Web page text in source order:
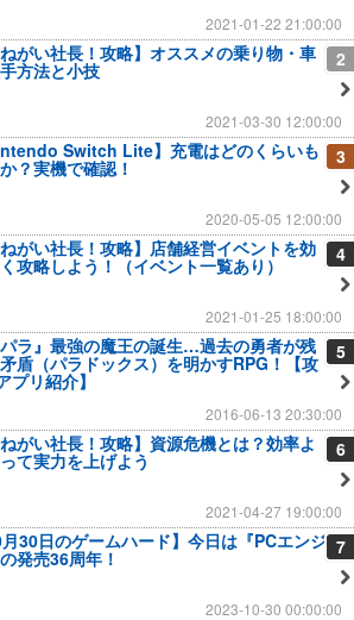
2021-01-22 21:00:00
2
ねがい社長！攻略】オススメの乗り物・車
方法と小技
2021-03-30 12:00:00
3
Switch Lite】充電はどのくらいも
？実機で確認！
2020-05-05 12:00:00
4
ねがい社長！攻略】店舗経営イベントを効
攻略しよう！（イベント一覧あり）
2021-01-25 18:00:00
5
パラ』最強の魔王の誕生…過去の勇者が残
盾（パラドックス）を明かすRPG！【攻
プリ紹介】
2016-06-13 20:30:00
6
ねがい社長！攻略】資源危機とは？効率よ
て実力を上げよう
2021-04-27 19:00:00
7
月30日のゲームハード】今日は『PCエンジ
発売36周年！
2023-10-30 00:00:00